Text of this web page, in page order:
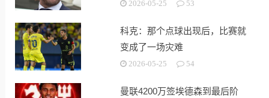
2026-05-25 53
科克：那个点球出现后，比赛就
变成了一场灾难
2026-05-25 54
曼联4200万签埃德森到最后阶